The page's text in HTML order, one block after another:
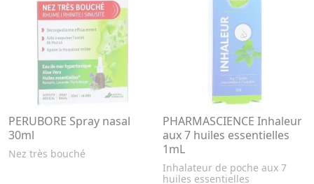
PERUBORE Spray nasal
30ml
Nez très bouché
PHARMASCIENCE Inhaleur
aux 7 huiles essentielles
1mL
Inhalateur de poche aux 7
huiles essentielles